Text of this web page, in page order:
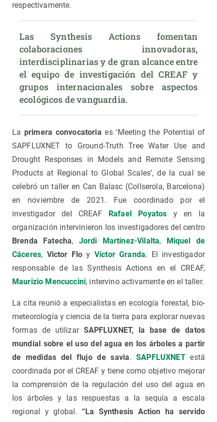
respectivamente.
Las Synthesis Actions fomentan
colaboraciones innovadoras,
interdisciplinarias y de gran alcance entre
el equipo de investigación del CREAF y
grupos internacionales sobre aspectos
ecológicos de vanguardia.
Laprimera convocatoria es ‘Meeting the Potential of
SAPFLUXNET to Ground-Truth Tree Water Use and
Drought Responses in Models and Remote Sensing
Products at Regional to Global Scales’, de la cual se
celebró un taller en Can Balasc (Collserola, Barcelona)
en noviembre de 2021. Fue coordinado por el
investigador del CREAF
Rafael Poyatos y en la
organización intervinieron los investigadores del centro
Brenda Fatecha, Jordi Martínez-Vilalta,
Miquel de
Cáceres, Victor Flo y Víctor Granda. El investigador
responsable de las Synthesis Actions en el CREAF,
Maurizio Mencuccini, intervino activamente en el taller.
La cita reunió a especialistas en ecología forestal, bio-
meteorología y ciencia de la tierra para explorar nuevas
formas de utilizar SAPFLUXNET, la base de datos
mundial sobre el uso del agua en los árboles a partir
de medidas del flujo de savia.SAPFLUXNETestá
coordinada por el CREAF y tiene como objetivo mejorar
la comprensión de la regulación del uso del agua en
los árboles y las respuestas a la sequía a escala
regional y global. “La Synthesis Action ha servido